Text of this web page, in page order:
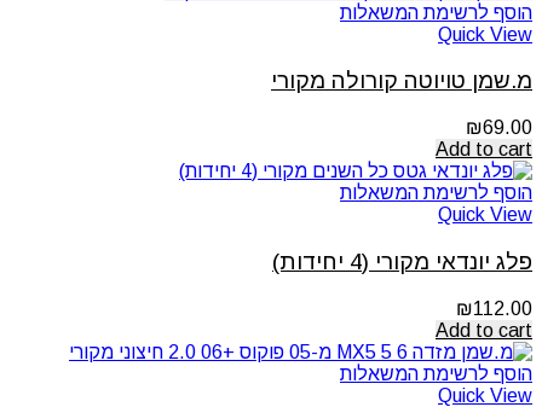
הוסף לרשימת המשאלות
Quick View
מ.שמן טויוטה קורולה מקורי
₪69.00
Add to cart
הוסף לרשימת המשאלות
Quick View
פלג יונדאי מקורי (4 יחידות)
₪112.00
Add to cart
הוסף לרשימת המשאלות
Quick View